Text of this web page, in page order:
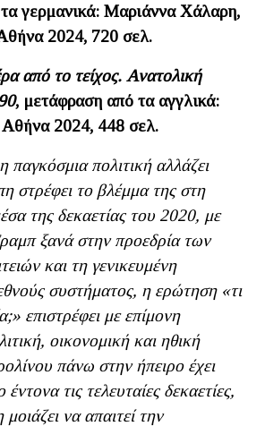
γερμανικά: Μαριάννα Χάλαρη,
2024, 720 σελ.
από το τείχος. Ανατολική
, μετάφραση από τα αγγλικά:
2024, 448 σελ.
πολιτική αλλάζει
στρέφει το βλέμμα της στη
της δεκαετίας του 2020, με
ξανά στην προεδρία των
και τη γενικευμένη
συστήματος, η ερώτηση «τι
επιστρέφει με επίμονη
οικονομική και ηθική
πάνω στην ήπειρο έχει
τις τελευταίες δεκαετίες,
να απαιτεί την